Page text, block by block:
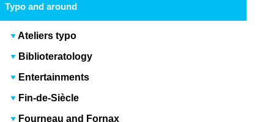
Typo and around
Ateliers typo
Biblioteratology
Entertainments
Fin-de-Siècle
Fourneau and Fornax